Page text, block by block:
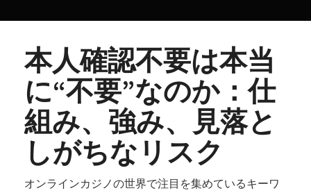
本人確認不要は本当
に“不要”なのか：仕
組み、強み、見落と
しがちなリスク
オンラインカジノの世界で注目を集めているキーワ